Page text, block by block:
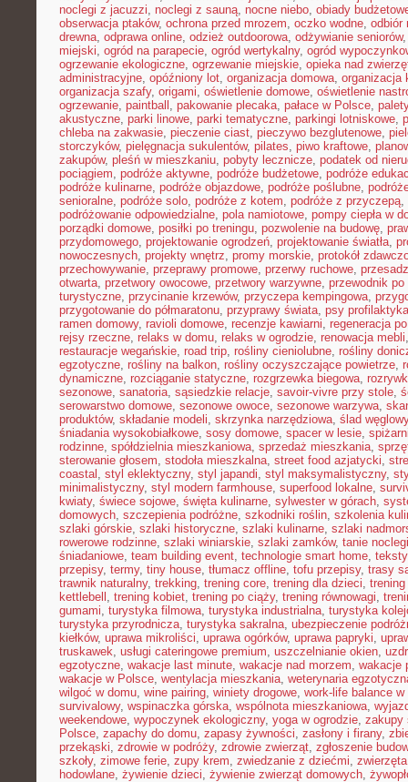
noclegi z jacuzzi, noclegi z sauną, nocne niebo, obiady
obserwacja ptaków, ochrona przed mrozem, oczko wodne, odbiór
drewna, odprawa online, odzież outdoorowa, odżywianie seniorów
miejski, ogród na parapecie, ogród wertykalny, ogród
ogrzewanie ekologiczne, ogrzewanie miejskie, opieka nad
administracyjne, opóźniony lot, organizacja domowa, organizacja
organizacja szafy, origami, oświetlenie domowe, oświetlenie
ogrzewanie, paintball , pakowanie plecaka, pałace w Polsce,
akustyczne, parki linowe, parki tematyczne, parkingi lotniskowe,
chleba na zakwasie, pieczenie ciast, pieczywo bezglutenowe,
storczyków, pielęgnacja sukulentów, pilates, piwo kraftowe,
zakupów, pleśń w mieszkaniu, pobyty lecznicze, podatek od
pociągiem, podróże aktywne, podróże budżetowe, podróże
podróże kulinarne, podróże objazdowe, podróże poślubne,
senioralne, podróże solo, podróże z kotem, podróże z przyczepą,
podróżowanie odpowiedzialne, pola namiotowe, pompy ciepła w
porządki domowe, posiłki po treningu, pozwolenie na budowę,
przydomowego, projektowanie ogrodzeń, projektowanie światła,
nowoczesnych, projekty wnętrz, promy morskie, protokół
przechowywanie, przeprawy promowe, przerwy ruchowe,
otwarta, przetwory owocowe, przetwory warzywne, przewodnik
turystyczne, przycinanie krzewów, przyczepa kempingowa,
przygotowanie do półmaratonu, przyprawy świata, psy profilaktyka
ramen domowy, ravioli domowe, recenzje kawiarni, regeneracja
rejsy rzeczne, relaks w domu, relaks w ogrodzie, renowacja mebli
restauracje wegańskie, road trip, rośliny cieniolubne, rośliny
egzotyczne, rośliny na balkon, rośliny oczyszczające powietrze,
dynamiczne, rozciąganie statyczne, rozgrzewka biegowa,
sezonowe, sanatoria, sąsiedzkie relacje, savoir-vivre przy stole,
serowarstwo domowe, sezonowe owoce, sezonowe warzywa,
produktów, składanie modeli, skrzynka narzędziowa, ślad
śniadania wysokobiałkowe, sosy domowe, spacer w lesie,
rodzinne, spółdzielnia mieszkaniowa, sprzedaż mieszkania,
sterowanie głosem, stodoła mieszkalna, street food azjatycki,
coastal , styl eklektyczny, styl japandi, styl maksymalistyczny,
minimalistyczny, styl modern farmhouse, superfood lokalne,
kwiaty, świece sojowe, święta kulinarne, sylwester w górach,
domowych, szczepienia podróżne, szkodniki roślin, szkolenia
szlaki górskie, szlaki historyczne, szlaki kulinarne, szlaki
rowerowe rodzinne, szlaki winiarskie, szlaki zamków, tanie noclegi
śniadaniowe, team building event, technologie smart home,
przepisy, termy, tiny house, tłumacz offline, tofu przepisy, trasy
trawnik naturalny, trekking, trening core, trening dla dzieci,
kettlebell , trening kobiet, trening po ciąży, trening równowagi,
gumami, turystyka filmowa, turystyka industrialna, turystyka
turystyka przyrodnicza, turystyka sakralna, ubezpieczenie
kiełków, uprawa mikroliści, uprawa ogórków, uprawa papryki,
truskawek, usługi cateringowe premium, uszczelnianie okien,
egzotyczne, wakacje last minute, wakacje nad morzem, wakacje
wakacje w Polsce, wentylacja mieszkania, weterynaria
wilgoć w domu, wine pairing, winiety drogowe, work-life balance w
survivalowy, wspinaczka górska, wspólnota mieszkaniowa,
weekendowe, wypoczynek ekologiczny, yoga w ogrodzie, zakupy
Polsce, zapachy do domu, zapasy żywności, zasłony i firany,
przekąski, zdrowie w podróży, zdrowie zwierząt, zgłoszenie
szkoły, zimowe ferie, zupy krem, zwiedzanie z dziećmi,
hodowlane, żywienie dzieci, żywienie zwierząt domowych,